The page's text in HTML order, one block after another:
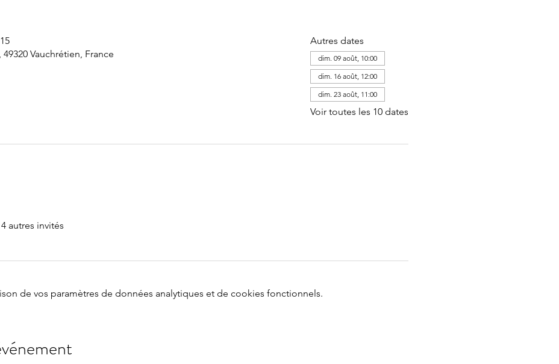
Vauchrétien, France
Autres dates
dim. 09 août, 10:00
dim. 16 août, 12:00
dim. 23 août, 11:00
Voir toutes les 10 dates
autres invités
de vos paramètres de données analytiques et de cookies fonctionnels.